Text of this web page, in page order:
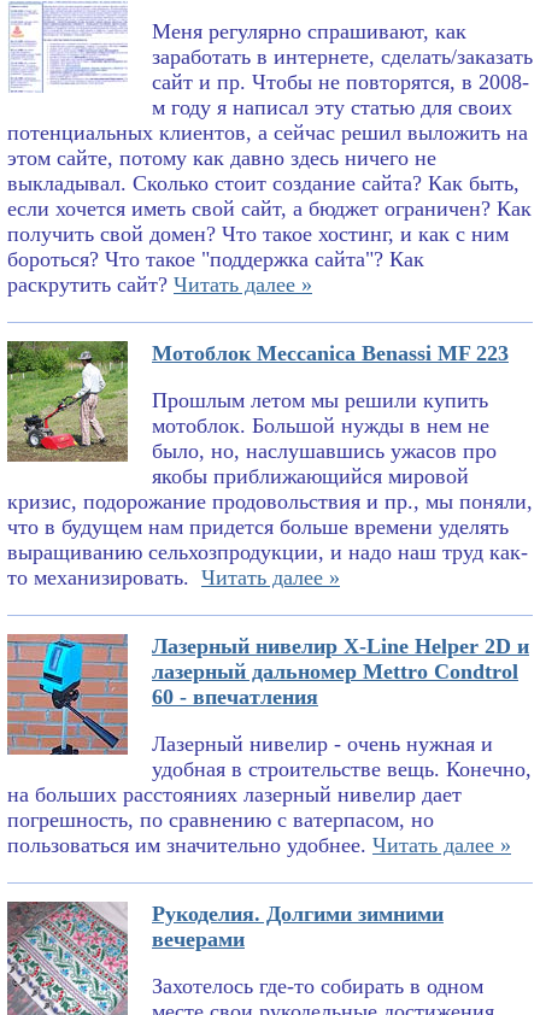
Меня регулярно спрашивают, как
заработать в интернете, сделать/заказать
сайт и пр. Чтобы не повторятся, в 2008-
м году я написал эту статью для своих
потенциальных клиентов, а сейчас решил выложить на
этом сайте, потому как давно здесь ничего не
выкладывал. Сколько стоит создание сайта? Как быть,
если хочется иметь свой сайт, а бюджет ограничен? Как
получить свой домен? Что такое хостинг, и как с ним
бороться? Что такое "поддержка сайта"? Как
раскрутить сайт? Читать далее »
Мотоблок Meccanica Benassi MF 223
Прошлым летом мы решили купить
мотоблок. Большой нужды в нем не
было, но, наслушавшись ужасов про
якобы приближающийся мировой
кризис, подорожание продовольствия и пр., мы поняли,
что в будущем нам придется больше времени уделять
выращиванию сельхозпродукции, и надо наш труд как-
то механизировать. Читать далее »
Лазерный нивелир X-Line Helper 2D и
лазерный дальномер Mettro Condtrol
60 - впечатления
Лазерный нивелир - очень нужная и
удобная в строительстве вещь. Конечно,
на больших расстояниях лазерный нивелир дает
погрешность, по сравнению с ватерпасом, но
пользоваться им значительно удобнее. Читать далее »
Рукоделия. Долгими зимними
вечерами
Захотелось где-то собирать в одном